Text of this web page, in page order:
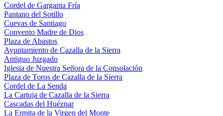
Cordel de Garganta Fría
Pantano del Sotillo
Cuevas de Santiago
Convento Madre de Dios
Plaza de Abastos
Ayuntamiento de Cazalla de la Sierra
Antiguo Juzgado
Iglesia de Nuestra Señora de la Consolación
Plaza de Toros de Cazalla de la Sierra
Cordel de La Senda
La Cartuja de Cazalla de la Sierra
Cascadas del Huéznar
La Ermita de la Virgen del Monte